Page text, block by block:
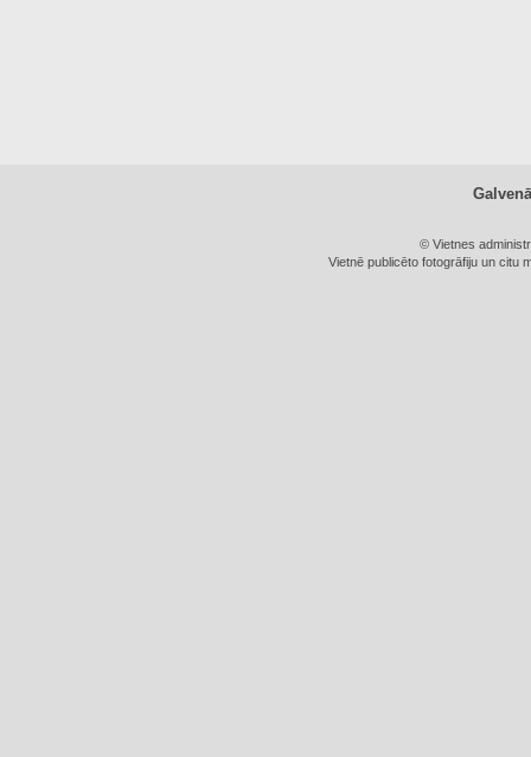
© Vietnes
Vietnē publicēto fotogrāfiju un citu